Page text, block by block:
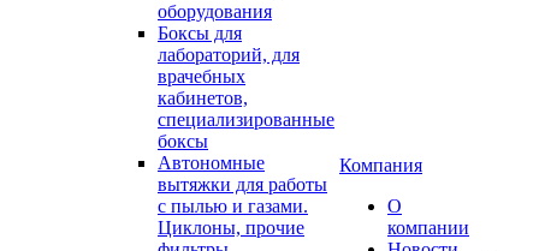
оборудования
Боксы для
лабораторий, для
врачебных
кабинетов,
специализированные
боксы
Автономные
вытяжки для работы
с пылью и газами.
Циклоны, прочие
Компания
О
компании